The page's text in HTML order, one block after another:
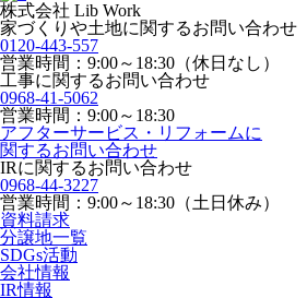
株式会社 Lib Work
家づくりや土地に関するお問い合わせ
0120-443-557
営業時間：9:00～18:30（休日なし）
工事に関するお問い合わせ
0968-41-5062
営業時間：9:00～18:30
アフターサービス・リフォームに
関するお問い合わせ
IRに関するお問い合わせ
0968-44-3227
営業時間：9:00～18:30（土日休み）
資料請求
分譲地一覧
SDGs活動
会社情報
IR情報